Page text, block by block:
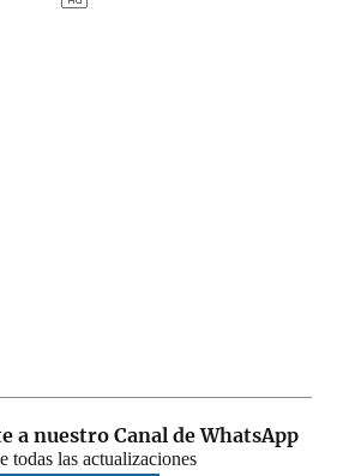
a nuestro Canal de WhatsApp
todas las actualizaciones